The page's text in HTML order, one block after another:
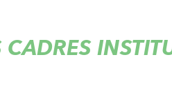
CADRES